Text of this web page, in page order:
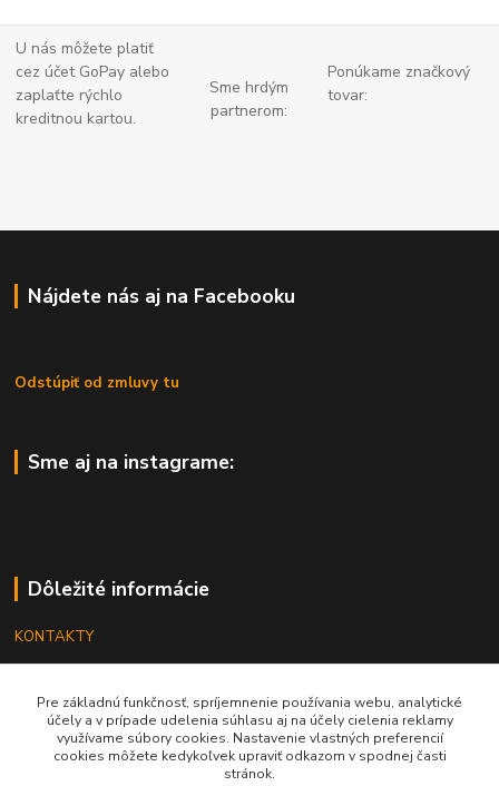
U nás môžete platiť
cez účet GoPay alebo
zaplaťte rýchlo
kreditnou kartou.
Sme hrdým
partnerom:
Ponúkame značkový
tovar:
Nájdete nás aj na Facebooku
Odstúpiť od zmluvy tu
Sme aj na instagrame:
Dôležité informácie
KONTAKTY
REKLAMÁCIE
KATALÓGY
Pre základnú funkčnosť, spríjemnenie používania webu, analytické
účely a v prípade udelenia súhlasu aj na účely cielenia reklamy
využívame súbory cookies. Nastavenie vlastných preferencií
cookies môžete kedykoľvek upraviť odkazom v spodnej časti
stránok.